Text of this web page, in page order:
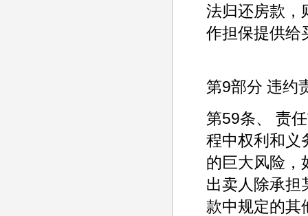
法归还房款，
作担保提供给
第9部分 违约
第59条、 责
程中权利和义
的巨大风险，
出卖人除承担
款中规定的其